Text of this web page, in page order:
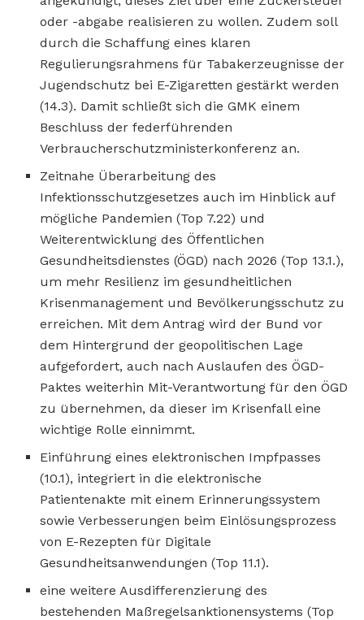
oder -abgabe realisieren zu wollen. Zudem soll
durch die Schaffung eines klaren
Regulierungsrahmens für Tabakerzeugnisse der
Jugendschutz bei E-Zigaretten gestärkt werden
(14.3). Damit schließt sich die GMK einem
Beschluss der federführenden
Verbraucherschutzministerkonferenz an.
Zeitnahe Überarbeitung des
Infektionsschutzgesetzes auch im Hinblick auf
mögliche Pandemien (Top 7.22) und
Weiterentwicklung des Öffentlichen
Gesundheitsdienstes (ÖGD) nach 2026 (Top 13.1.),
um mehr Resilienz im gesundheitlichen
Krisenmanagement und Bevölkerungsschutz zu
erreichen. Mit dem Antrag wird der Bund vor
dem Hintergrund der geopolitischen Lage
aufgefordert, auch nach Auslaufen des ÖGD-
Paktes weiterhin Mit-Verantwortung für den ÖGD
zu übernehmen, da dieser im Krisenfall eine
wichtige Rolle einnimmt.
Einführung eines elektronischen Impfpasses
(10.1), integriert in die elektronische
Patientenakte mit einem Erinnerungssystem
sowie Verbesserungen beim Einlösungsprozess
von E-Rezepten für Digitale
Gesundheitsanwendungen (Top 11.1).
eine weitere Ausdifferenzierung des
bestehenden Maßregelsanktionensystems (Top